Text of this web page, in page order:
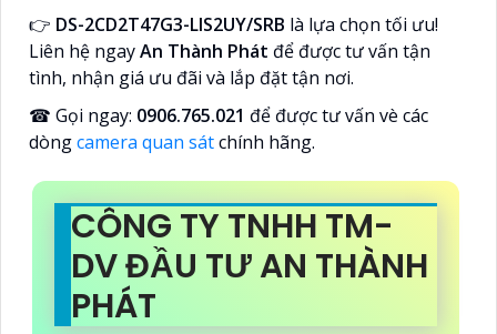
👉 DS-2CD2T47G3-LIS2UY/SRB là lựa chọn tối ưu!
Liên hệ ngayAn Thành Phát để được tư vấn tận
tình, nhận giá ưu đãi và lắp đặt tận nơi.
☎ Gọi ngay: 0906.765.021 để được tư vấn vè các
dòngcamera quan sátchính hãng.
CÔNG TY TNHH TM-
DV ĐẦU TƯ AN THÀNH
PHÁT